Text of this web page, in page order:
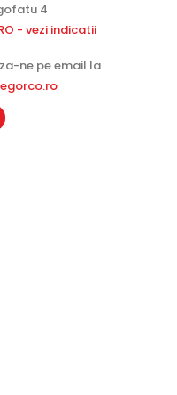
4
- vezi indicatii
ne pe email la